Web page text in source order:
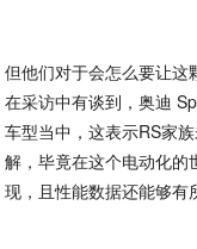
但他们对于会怎么要让这
在采访中有谈到，奥迪
车型当中，这表示RS家
解，毕竟在这个电动化的
现，且性能数据还能够有